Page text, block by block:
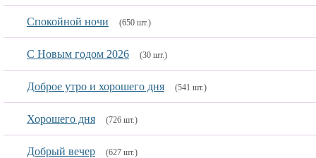
Спокойной ночи (650 шт.)
С Новым годом 2026 (30 шт.)
Доброе утро и хорошего дня (541 шт.)
Хорошего дня (726 шт.)
Добрый вечер (627 шт.)